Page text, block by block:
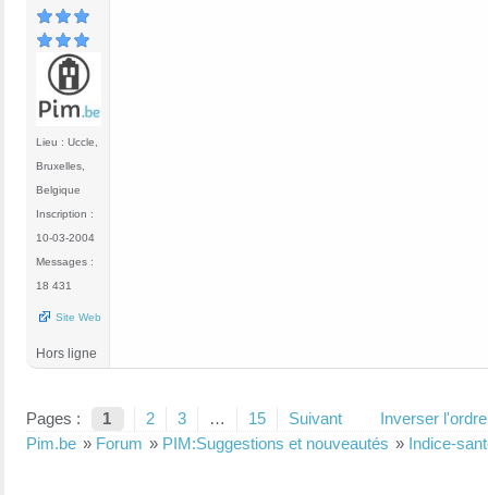
Lieu : Uccle,
Bruxelles,
Belgique
Inscription :
10-03-2004
Messages :
18 431
Site Web
Hors ligne
Pages : 1 2 3 … 15 Suivant
Inverser
Pim.be » Forum » PIM:Suggestions et nouveautés » Indice-